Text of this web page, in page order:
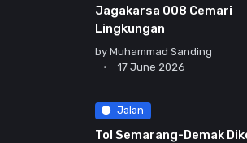
Jagakarsa 008 Cemari
Lingkungan
by Muhammad Sanding
17 June 2026
Jalan
Tol Semarang-Demak